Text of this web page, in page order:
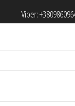
Viber: